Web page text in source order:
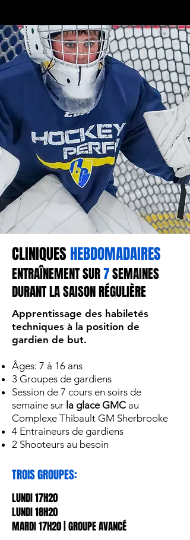
CLINIQUES HEBDOMADAIRES
ENTRAÎNEMENT SUR7SEMAINES
DURANT LA SAISON RÉGULIÈRE
Apprentissage des habiletés
techniques à la position de
gardien de but.
Âges: 7 à 16 ans
3 Groupes de gardiens
Session de 7 cours en soirs de
semaine sur la glace GMCau
Complexe Thibault GM Sherbrooke
4 Entraineurs de gardiens
2 Shooteurs au besoin
TROIS GROUPES:
LUNDI 17H20
LUNDI 18H20
MARDI 17H20 | GROUPE AVANCÉ